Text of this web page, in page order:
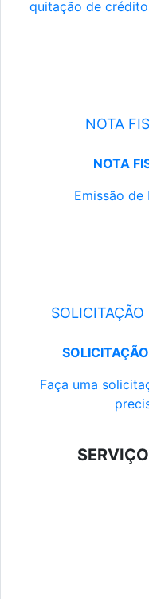
quitação de
NOTA
NOTA
Emissão de
Faça uma